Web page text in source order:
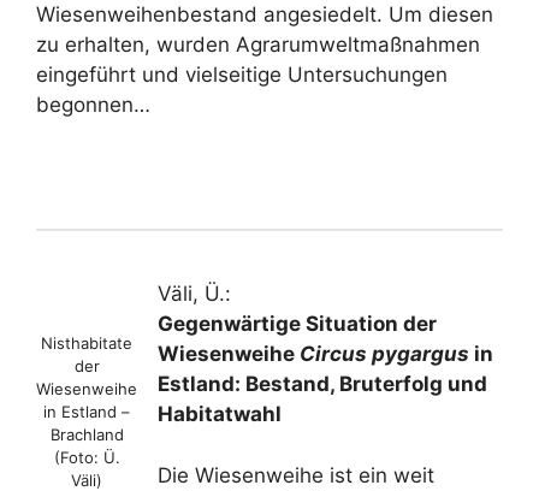
Wiesenweihenbestand angesiedelt. Um diesen
zu erhalten, wurden Agrarumweltmaßnahmen
eingeführt und vielseitige Untersuchungen
begonnen…
Nisthabitate
der
Wiesenweihe
in Estland –
Brachland
(Foto: Ü.
Väli)
Väli, Ü.:
Gegenwärtige Situation der
Wiesenweihe Circus pygargus in
Estland: Bestand, Bruterfolg und
Habitatwahl
Die Wiesenweihe ist ein weit